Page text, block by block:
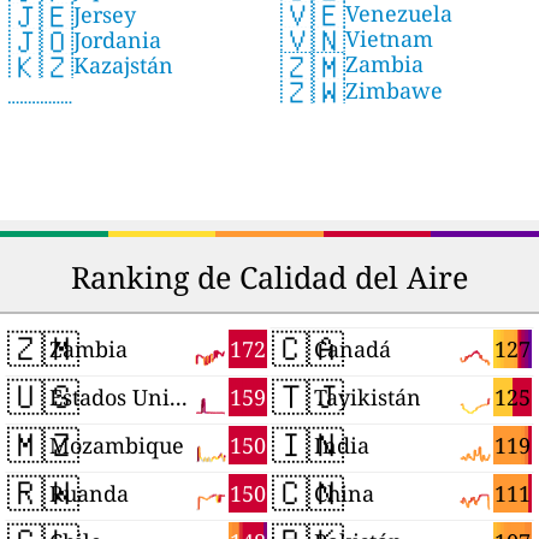
🇯🇪Jersey
🇯🇴Jordania
🇰🇿Kazajstán
🇻🇪Venezuela
🇻🇳Vietnam
🇿🇲Zambia
🇿🇼Zimbawe
Ranking de Calidad del Aire
🇿🇲 172
Zambia
🇺🇸 159
Estados Unidos
🇲🇿 150
Mozambique
🇷🇼 150
Ruanda
🇨🇦 127
Canadá
🇹🇯 125
Tayikistán
🇮🇳 119
India
🇨🇳 111
China